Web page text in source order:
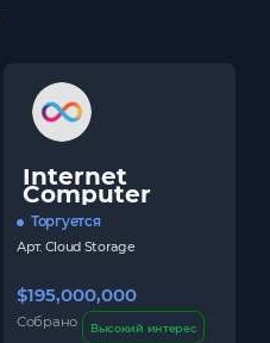
Internet
Computer
Торгуется
Арт. Cloud Storage
$195,000,000
Собрано Высокий интерес